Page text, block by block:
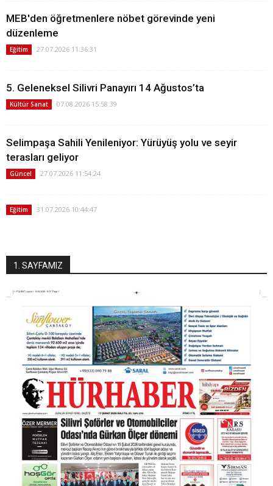
MEB'den öğretmenlere nöbet görevinde yeni
düzenleme
Eğitim 27.07.2026 11:36:31
5. Geleneksel Silivri Panayırı 14 Ağustos’ta
Kültür Sanat 07.08.2026 15:58:39
Selimpaşa Sahili Yenileniyor: Yürüyüş yolu ve seyir
terasları geliyor
Güncel 27.07.2026 11:54:24
Eğitim 31.07.2026 10:44:47
1. SAYFAMIZ